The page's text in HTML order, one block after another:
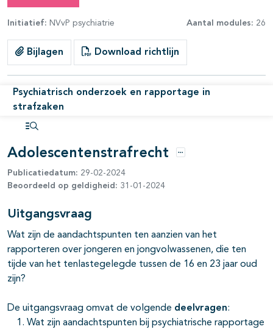
Initiatief: NVvP psychiatrie Aantal modules: 26
Bijlagen Download richtlijn
Psychiatrisch onderzoek en rapportage in
strafzaken
open- en dichtklappen
open- en dichtklappen
Adolescentenstrafrecht Opties
Publicatiedatum: 29-02-2024
Beoordeeld op geldigheid: 31-01-2024
Uitgangsvraag
Wat zijn de aandachtspunten ten aanzien van het
rapporteren over jongeren en jongvolwassenen, die ten
tijde van het tenlastegelegde tussen de 16 en 23 jaar oud
zijn?
De uitgangsvraag omvat de volgende deelvragen:
Wat zijn aandachtspunten bij psychiatrische rapportage